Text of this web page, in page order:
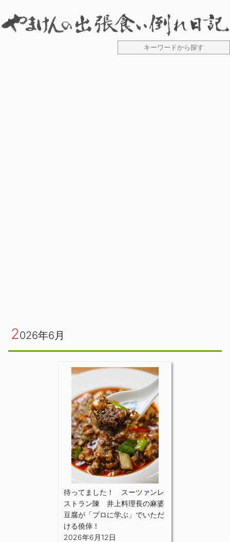
2026年6月
待ってました！ スーツァンレ
ストラン陳 井上料理長の麻婆
豆腐が「プロに学ぶ」でいただ
ける僥倖！
2026年6月12日